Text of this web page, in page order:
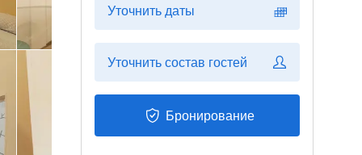
Уточнить даты
Уточнить состав гостей
Бронирование